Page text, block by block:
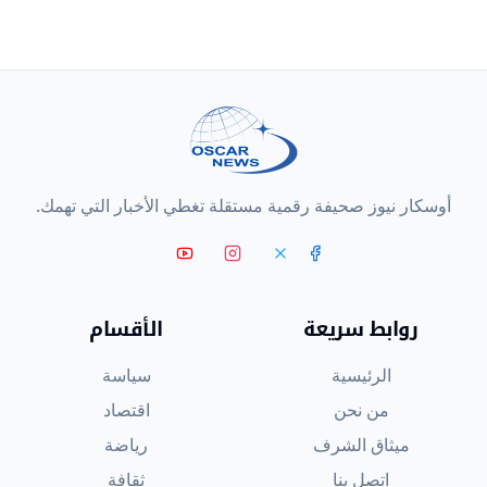
أوسكار نيوز صحيفة رقمية مستقلة تغطي الأخبار التي تهمك.
روابط سريعة
الرئيسية
من نحن
ميثاق الشرف
اتصل بنا
الأقسام
سياسة
اقتصاد
رياضة
ثقافة